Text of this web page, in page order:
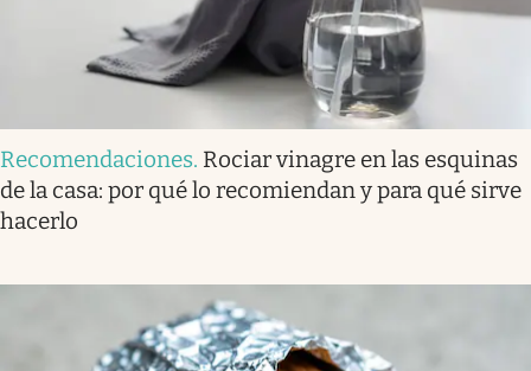
Recomendaciones. Rociar vinagre en las esquinas
de la casa: por qué lo recomiendan y para qué sirve
hacerlo